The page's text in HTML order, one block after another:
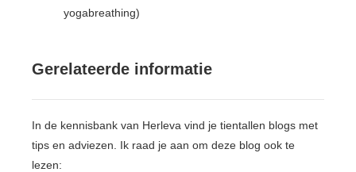
yogabreathing)
Gerelateerde informatie
In de kennisbank van Herleva vind je tientallen blogs met
tips en adviezen. Ik raad je aan om deze blog ook te
lezen: